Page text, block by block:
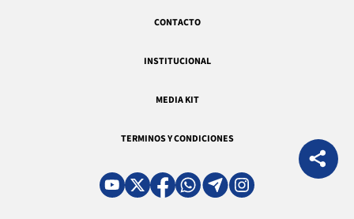
CONTACTO
INSTITUCIONAL
MEDIA KIT
TERMINOS Y CONDICIONES